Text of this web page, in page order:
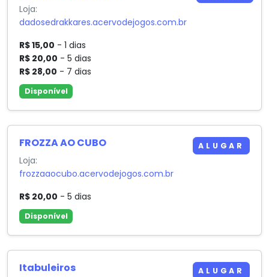
Loja:
dadosedrakkares.acervodejogos.com.br
R$ 15,00 - 1 dias
R$ 20,00 - 5 dias
R$ 28,00 - 7 dias
Disponível
FROZZA AO CUBO
Loja:
frozzaaocubo.acervodejogos.com.br
R$ 20,00 - 5 dias
Disponível
ALUGAR
Itabuleiros ALUGAR